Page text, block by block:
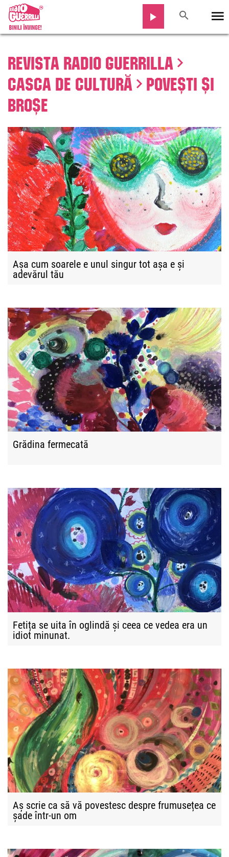
Revista Radio Guerrilla
Casca de cultură Povești și
broșe
Așa cum soarele e unul singur tot așa e și
adevărul tău
Grădina fermecată
Fetița se uita în oglindă și ceea ce vedea era un
idiot minunat.
Aș scrie ca să vă povestesc despre frumusețea ce
șade într-un om